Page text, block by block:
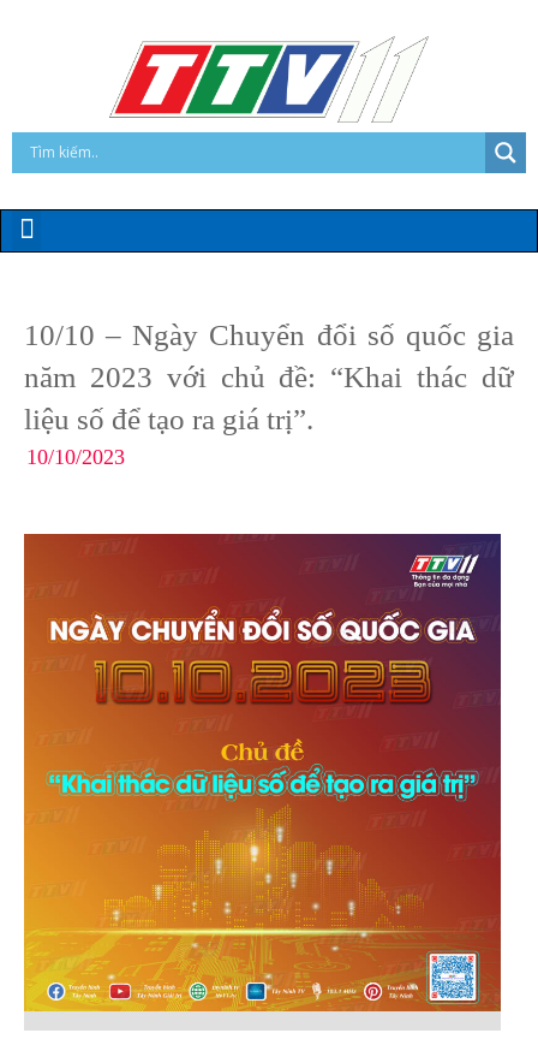
10/10 – Ngày Chuyển đổi số quốc gia
năm 2023 với chủ đề: “Khai thác dữ
liệu số để tạo ra giá trị”.
10/10/2023